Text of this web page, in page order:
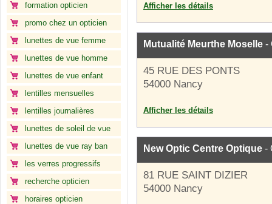
formation opticien
promo chez un opticien
lunettes de vue femme
lunettes de vue homme
lunettes de vue enfant
lentilles mensuelles
lentilles journalières
lunettes de soleil de vue
lunettes de vue ray ban
les verres progressifs
recherche opticien
horaires opticien
Afficher les détails
Mutualité Meurthe Moselle -
45 RUE DES PONTS
54000 Nancy
Afficher les détails
New Optic Centre Optique -
81 RUE SAINT DIZIER
54000 Nancy